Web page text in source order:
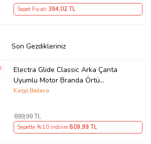
Sepet Fiyatı 394,02 TL
Son Gezdikleriniz
Electra Glide Classic Arka Çanta
Uyumlu Motor Branda Örtü
Ekonomik Koruma Gri
Kargo Bedava
899,99 TL
Sepette %10 İndirim 809,99 TL